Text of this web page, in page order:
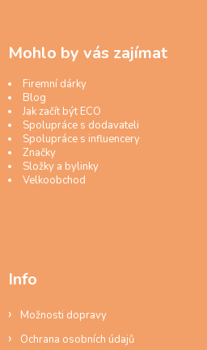
Mohlo by vás zajímat
Firemní dárky
Blog
Jak začít být ECO
Spolupráce s dodavateli
Spolupráce s influencery
Značky
Složky a bylinky
Velkoobchod
Info
Možnosti dopravy
Ochrana osobních údajů